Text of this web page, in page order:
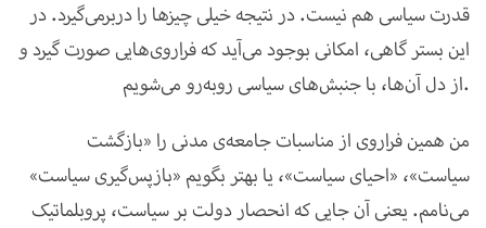
قدرت سیاسی هم نیست. در نتیجه خیلی چیزها را دربرمی‌گیرد. در
این بستر گاهی، امکانی بوجود می‌آید که فراروی‌هایی صورت گیرد و
از دل آن‌ها، با جنبش‌های سیاسی روبه‌رو می‌شویم.
سیاست»، «احیای سیاست»، یا بهتر بگویم «بازپس‌گیری سیاست»
می‌نامم. یعنی آن جایی که انحصار دولت بر سیاست، پروبلماتیک